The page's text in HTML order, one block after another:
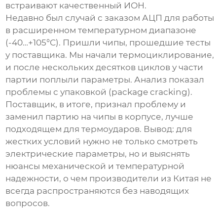
встраивают качественный ИОН.
Недавно был случай с заказом АЦП для работы
в расширенном температурном диапазоне
(-40…+105°C). Пришли чипы, прошедшие тесты
у поставщика. Мы начали термоциклирование,
и после нескольких десятков циклов у части
партии поплыли параметры. Анализ показал
проблемы с упаковкой (package cracking).
Поставщик, в итоге, признал проблему и
заменил партию на чипы в корпусе, лучше
подходящем для термоударов. Вывод: для
жестких условий нужно не только смотреть
электрические параметры, но и выяснять
нюансы механической и температурной
надежности, о чем производители из Китая не
всегда распространяются без наводящих
вопросов.